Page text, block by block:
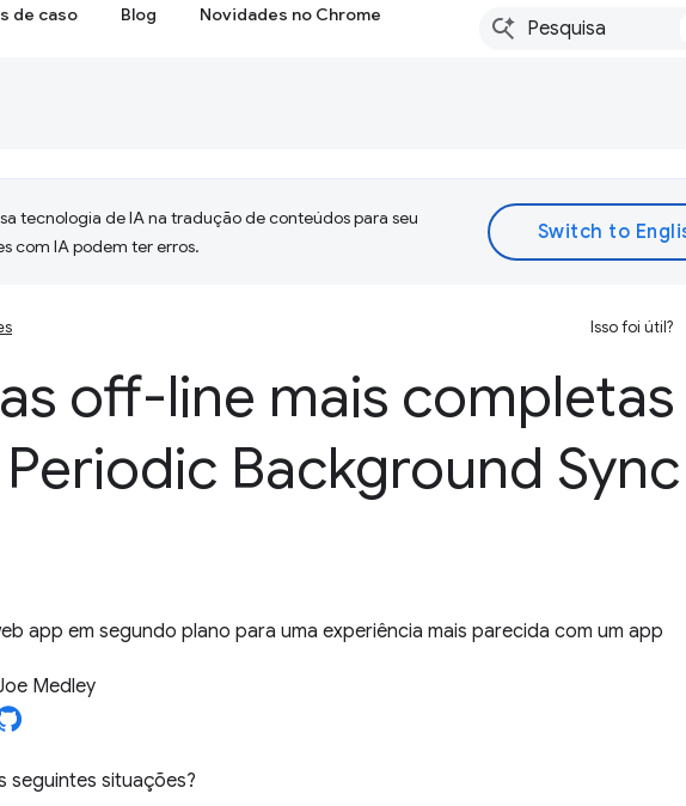
de caso Blog Novidades no Chrome
tecnologia de IA na tradução de conteúdos para seu
com IA podem ter erros.
Isso foi útil?
off-line mais completas
Background Sync
app em segundo plano para uma experiência mais parecida com um app
Medley
seguintes situações?